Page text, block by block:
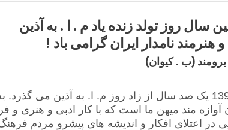
سال روز تولد زنده یاد م . ا . به آذین
هنرمند نامدار ایران گرامی باد !
(ب . کیوان)
23دیماه 1393 یک صد سال از زاد روز م. ا. به آذین می
آوازه مند میهن ما است که با کار ادبی و هنری و
در اعتلای افکار و اندیشه های پیشرو مردم